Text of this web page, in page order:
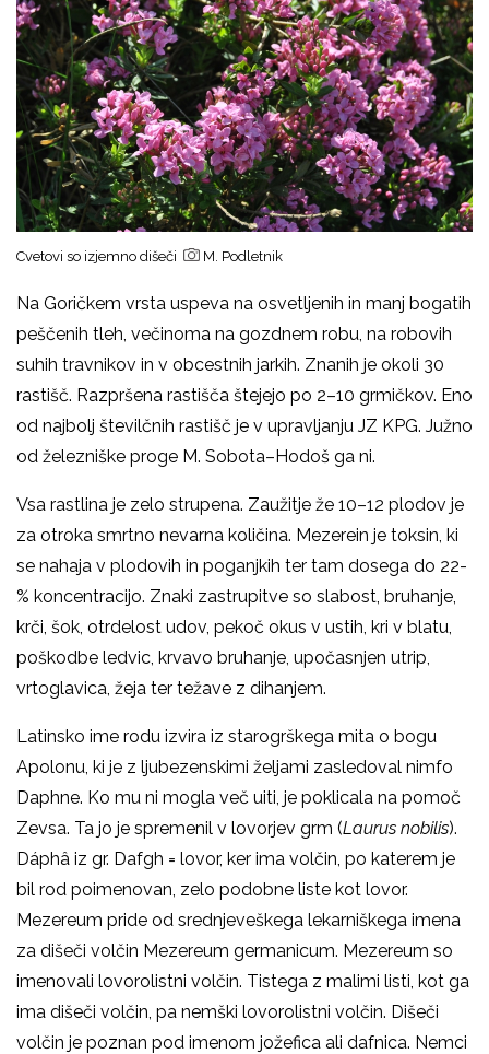
Cvetovi so izjemno dišeči M. Podletnik
Na Goričkem vrsta uspeva na osvetljenih in manj bogatih
peščenih tleh, večinoma na gozdnem robu, na robovih
suhih travnikov in v obcestnih jarkih. Znanih je okoli 30
rastišč. Razpršena rastišča štejejo po 2–10 grmičkov. Eno
od najbolj številčnih rastišč je v upravljanju JZ KPG. Južno
od železniške proge M. Sobota–Hodoš ga ni.
Vsa rastlina je zelo strupena. Zaužitje že 10–12 plodov je
za otroka smrtno nevarna količina. Mezerein je toksin, ki
se nahaja v plodovih in poganjkih ter tam dosega do 22-
% koncentracijo. Znaki zastrupitve so slabost, bruhanje,
krči, šok, otrdelost udov, pekoč okus v ustih, kri v blatu,
poškodbe ledvic, krvavo bruhanje, upočasnjen utrip,
vrtoglavica, žeja ter težave z dihanjem.
Latinsko ime rodu izvira iz starogrškega mita o bogu
Apolonu, ki je z ljubezenskimi željami zasledoval nimfo
Daphne. Ko mu ni mogla več uiti, je poklicala na pomoč
Zevsa. Ta jo je spremenil v lovorjev grm (Laurus nobilis).
Dáphâ iz gr. Dafgh = lovor, ker ima volčin, po katerem je
bil rod poimenovan, zelo podobne liste kot lovor.
Mezereum pride od srednjeveškega lekarniškega imena
za dišeči volčin Mezereum germanicum. Mezereum so
imenovali lovorolistni volčin. Tistega z malimi listi, kot ga
ima dišeči volčin, pa nemški lovorolistni volčin. Dišeči
volčin je poznan pod imenom jožefica ali dafnica. Nemci